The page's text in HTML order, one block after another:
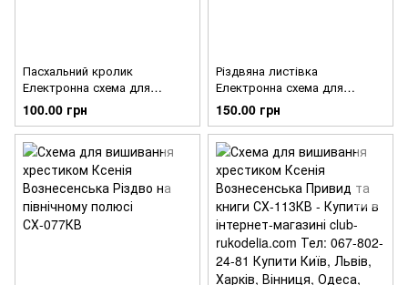
Пасхальний кролик
Електронна схема для
вишивання хрестиком Ксенія
Вознесенська СХ-116КВ
100.00 грн
Різдвяна листівка
Електронна схема для
вишивання хрестиком Ксенія
Вознесенська СХ-115КВ
150.00 грн